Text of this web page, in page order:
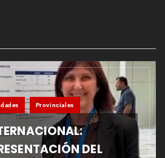
Provinciales
DEL